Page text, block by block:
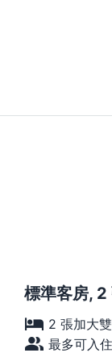
標準客房, 2
2 張加大
最多可入